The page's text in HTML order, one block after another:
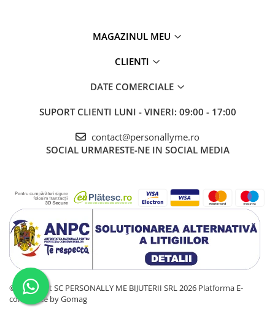
MAGAZINUL MEU
CLIENTI
DATE COMERCIALE
SUPORT CLIENTI LUNI - VINERI: 09:00 - 17:00
contact@personallyme.ro
SOCIAL URMARESTE-NE IN SOCIAL MEDIA
©Copyright SC PERSONALLY ME BIJUTERII SRL 2026 Platforma E-
commerce by Gomag